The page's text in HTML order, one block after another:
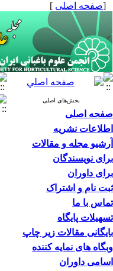
[صفحه اصلی ]
بخش‌های اصلی
صفحه اصلی
اطلاعات نشریه
آرشیو مجله و مقالات
برای نویسندگان
برای داوران
ثبت نام و اشتراک
تماس با ما
تسهیلات پایگاه
بایگانی مقالات زیر چاپ
وبگاه های نمایه کننده
اسامی داوران